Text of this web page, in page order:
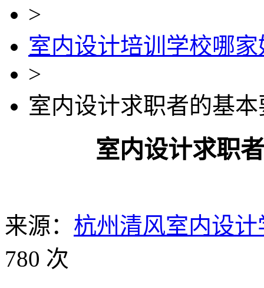
>
室内设计培训学校哪家
>
室内设计求职者的基
室内设计求职
来源： 杭州清风室内设计
780 次